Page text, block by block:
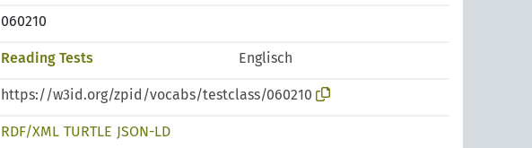
060210
Reading Tests Englisch
https://w3id.org/zpid/vocabs/testclass/060210
RDF/XML TURTLE JSON-LD